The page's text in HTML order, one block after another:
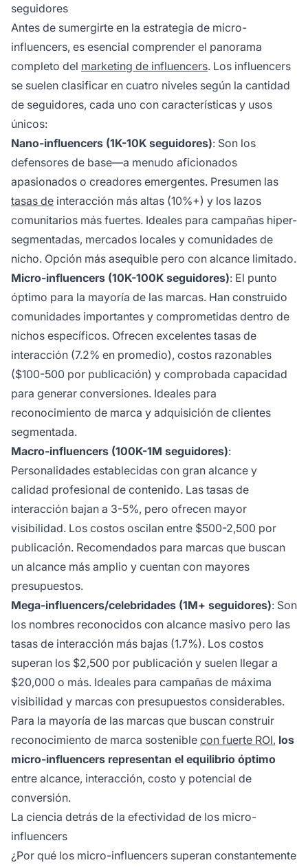
seguidores
Antes de sumergirte en la estrategia de micro-
influencers, es esencial comprender el panorama
completo del marketing de influencers. Los influencers
se suelen clasificar en cuatro niveles según la cantidad
de seguidores, cada uno con características y usos
únicos:
Nano-influencers (1K-10K seguidores): Son los
defensores de base—a menudo aficionados
apasionados o creadores emergentes. Presumen las
tasas de interacción más altas (10%+) y los lazos
comunitarios más fuertes. Ideales para campañas hiper-
segmentadas, mercados locales y comunidades de
nicho. Opción más asequible pero con alcance limitado.
Micro-influencers (10K-100K seguidores): El punto
óptimo para la mayoría de las marcas. Han construido
comunidades importantes y comprometidas dentro de
nichos específicos. Ofrecen excelentes tasas de
interacción (7.2% en promedio), costos razonables
($100-500 por publicación) y comprobada capacidad
para generar conversiones. Ideales para
reconocimiento de marca y adquisición de clientes
segmentada.
Macro-influencers (100K-1M seguidores):
Personalidades establecidas con gran alcance y
calidad profesional de contenido. Las tasas de
interacción bajan a 3-5%, pero ofrecen mayor
visibilidad. Los costos oscilan entre $500-2,500 por
publicación. Recomendados para marcas que buscan
un alcance más amplio y cuentan con mayores
presupuestos.
Mega-influencers/celebridades (1M+ seguidores): Son
los nombres reconocidos con alcance masivo pero las
tasas de interacción más bajas (1.7%). Los costos
superan los $2,500 por publicación y suelen llegar a
$20,000 o más. Ideales para campañas de máxima
visibilidad y marcas con presupuestos considerables.
Para la mayoría de las marcas que buscan construir
reconocimiento de marca sostenible con fuerte ROI, los
micro-influencers representan el equilibrio óptimo
entre alcance, interacción, costo y potencial de
conversión.
La ciencia detrás de la efectividad de los micro-
influencers
¿Por qué los micro-influencers superan constantemente